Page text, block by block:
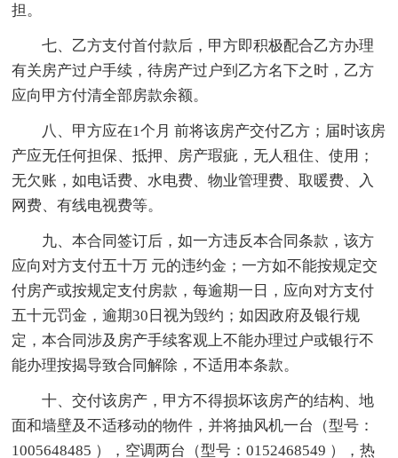
担。
七、乙方支付首付款后，甲方即积极配合乙方办理
有关房产过户手续，待房产过户到乙方名下之时，乙方
应向甲方付清全部房款余额。
八、甲方应在1个月 前将该房产交付乙方；届时该房
产应无任何担保、抵押、房产瑕疵，无人租住、使用；
无欠账，如电话费、水电费、物业管理费、取暖费、入
网费、有线电视费等。
九、本合同签订后，如一方违反本合同条款，该方
应向对方支付五十万 元的违约金；一方如不能按规定交
付房产或按规定支付房款，每逾期一日，应向对方支付
五十元罚金，逾期30日视为毁约；如因政府及银行规
定，本合同涉及房产手续客观上不能办理过户或银行不
能办理按揭导致合同解除，不适用本条款。
十、交付该房产，甲方不得损坏该房产的结构、地
面和墙壁及不适移动的物件，并将抽风机一台（型号：
1005648485 ），空调两台（型号：0152468549 ），热